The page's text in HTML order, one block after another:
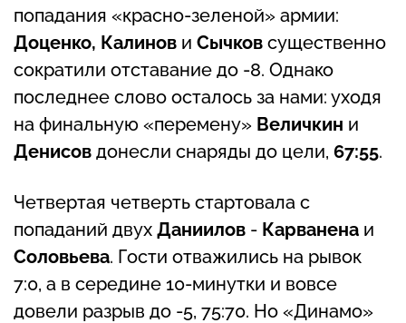
попадания «красно-зеленой» армии:
Доценко, Калинов и Сычков существенно
сократили отставание до -8. Однако
последнее слово осталось за нами: уходя
на финальную «перемену» Величкин и
Денисов донесли снаряды до цели, 67:55.
Четвертая четверть стартовала с
попаданий двух Даниилов - Карванена и
Соловьева. Гости отважились на рывок
7:0, а в середине 10-минутки и вовсе
довели разрыв до -5, 75:70. Но «Динамо»